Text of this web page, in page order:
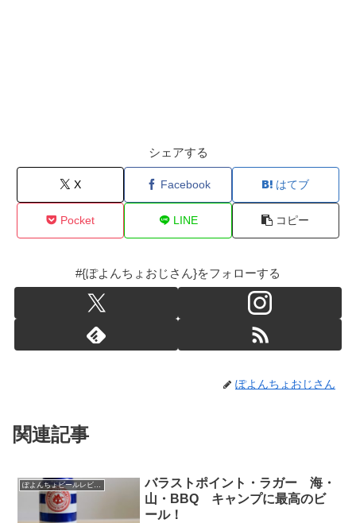
シェアする
X Facebook はてブ
Pocket LINE コピー
#{ぽよんちょおじさん}をフォローする
ぽよんちょおじさん
関連記事
ぽよんちょビールレビュー
バラストポイント・ラガー 海・
山・BBQ キャンプに最高のビ
ール！